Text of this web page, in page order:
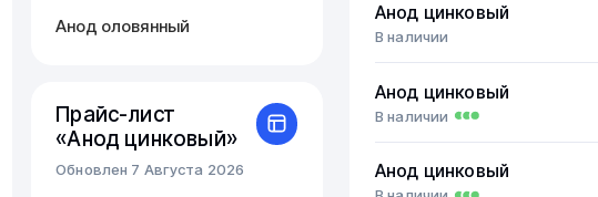
Анод оловянный
Прайс-лист
«Анод цинковый»
Обновлен 7 Августа 2026
Анод цинковый
В наличии
Анод цинковый
В наличии
Анод цинковый